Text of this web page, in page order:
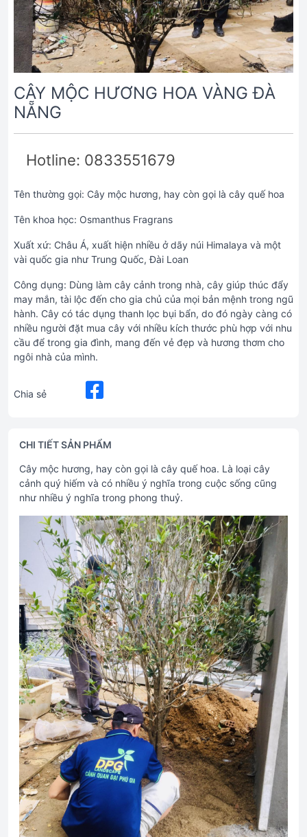
CÂY MỘC HƯƠNG HOA VÀNG ĐÀ
NẴNG
Hotline: 0833551679
Tên thường gọi: Cây mộc hương, hay còn gọi là cây quế hoa
Tên khoa học: Osmanthus Fragrans
Xuất xứ: Châu Á, xuất hiện nhiều ở dãy núi Himalaya và một
vài quốc gia như Trung Quốc, Đài Loan
Công dụng: Dùng làm cây cảnh trong nhà, cây giúp thúc đẩy
may mắn, tài lộc đến cho gia chủ của mọi bản mệnh trong ngũ
hành. Cây có tác dụng thanh lọc bụi bẩn, do đó ngày càng có
nhiều người đặt mua cây với nhiều kích thước phù hợp với nhu
cầu để trong gia đình, mang đến vẻ đẹp và hương thơm cho
ngôi nhà của mình.
Chia sẻ
CHI TIẾT SẢN PHẨM
Cây mộc hương, hay còn gọi là cây quế hoa. Là loại cây
cảnh quý hiếm và có nhiều ý nghĩa trong cuộc sống cũng
như nhiều ý nghĩa trong phong thuỷ.